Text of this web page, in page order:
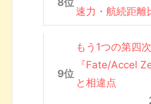
速力・航続距離
もう1つの第四
『Fate/Accel
と相違点